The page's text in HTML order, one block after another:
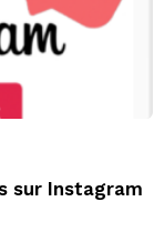
sur Instagram